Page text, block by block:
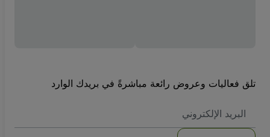
تلق فعاليات وعروض رائعة مباشرةً في بريدك الوارد
الاكتروني